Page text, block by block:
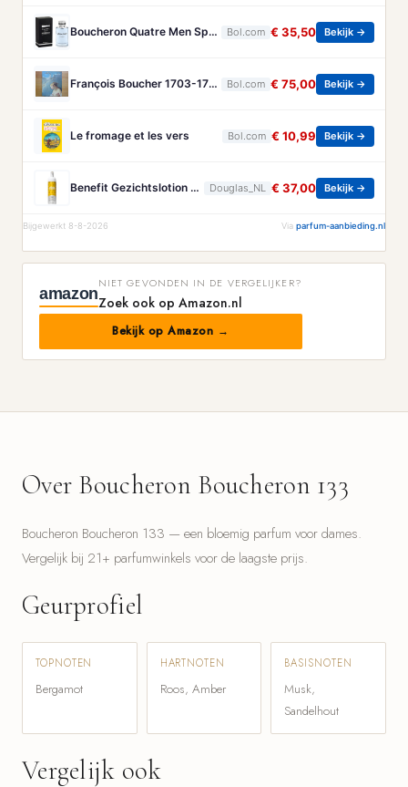
Boucheron Quatre Men Spray - 100 ml - Eau De Toilette Bol.com € 35,50 Bekijk →
François Boucher 1703-1770 - Brandt, Christa Bol.com € 75,00 Bekijk →
Le fromage et les vers Bol.com € 10,99 Bekijk →
Benefit Gezichtslotion The POREfessional Gezichtstoner Unisex 133ml Douglas_NL € 37,00 Bekijk →
Bijgewerkt 8-8-2026 Via parfum-aanbieding.nl
amazon
NIET GEVONDEN IN DE VERGELIJKER?
Zoek ook op Amazon.nl
Bekijk op Amazon →
Over Boucheron Boucheron 133
Boucheron Boucheron 133 — een bloemig parfum voor dames.
Vergelijk bij 21+ parfumwinkels voor de laagste prijs.
Geurprofiel
TOPNOTEN
Bergamot
HARTNOTEN
Roos, Amber
BASISNOTEN
Musk,
Sandelhout
Vergelijk ook